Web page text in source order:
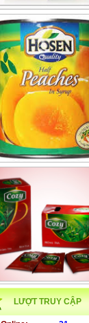
LƯỢT TRUY CẬP